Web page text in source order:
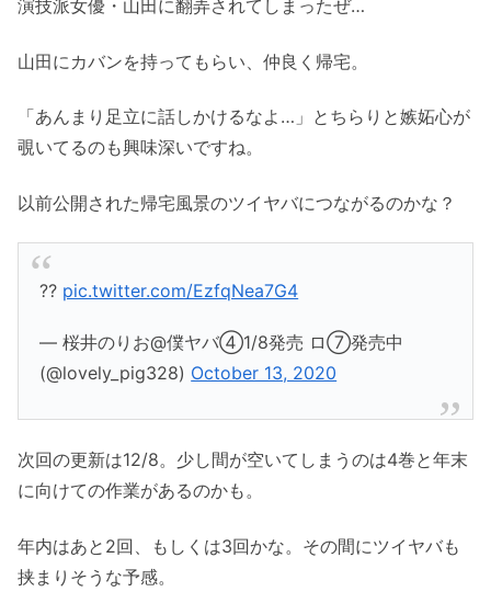
演技派女優・山田に翻弄されてしまったぜ…
山田にカバンを持ってもらい、仲良く帰宅。
「あんまり足立に話しかけるなよ…」とちらりと嫉妬心が
覗いてるのも興味深いですね。
以前公開された帰宅風景のツイヤバにつながるのかな？
⁇ pic.twitter.com/EzfqNea7G4
— 桜井のりお@僕ヤバ④1/8発売 ロ⑦発売中
(@lovely_pig328) October 13, 2020
次回の更新は12/8。少し間が空いてしまうのは4巻と年末
に向けての作業があるのかも。
年内はあと2回、もしくは3回かな。その間にツイヤバも
挟まりそうな予感。